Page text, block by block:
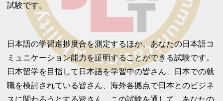
試験です。
日本語の学習進捗度合を測定するほか、あなたの日本語コ
ミュニケーション能力を証明することができる試験です。
日本留学を目指して日本語を学習中の皆さん、日本での就
職を検討されている皆さん、海外各拠点で日本とのビジネ